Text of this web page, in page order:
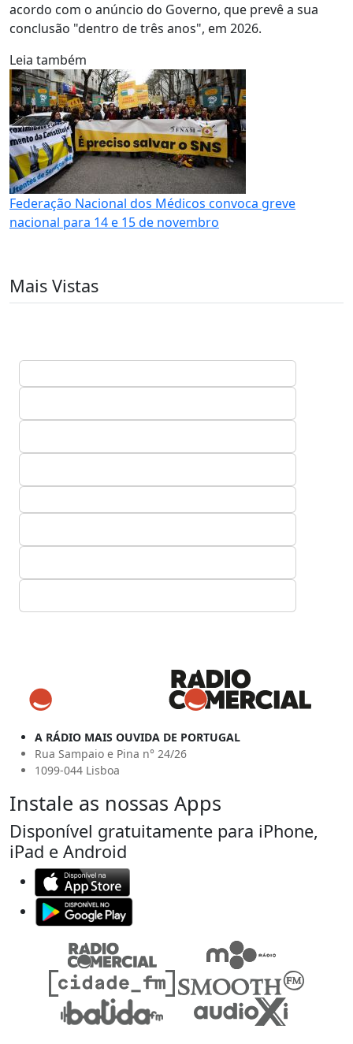
acordo com o anúncio do Governo, que prevê a sua
conclusão "dentro de três anos", em 2026.
Leia também
Federação Nacional dos Médicos convoca greve
nacional para 14 e 15 de novembro
Mais Vistas
A RÁDIO MAIS OUVIDA DE PORTUGAL
Rua Sampaio e Pina n° 24/26
1099-044 Lisboa
Instale as nossas Apps
Disponível gratuitamente para iPhone,
iPad e Android